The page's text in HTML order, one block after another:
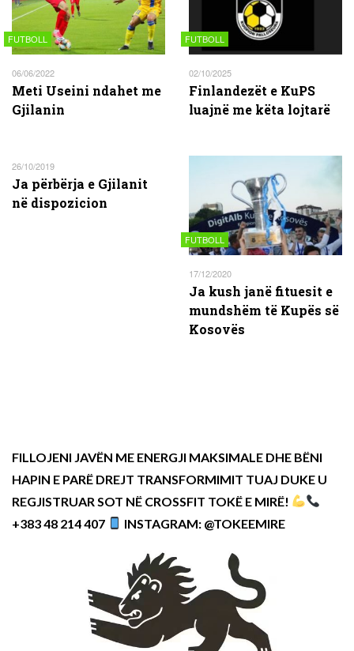
FUTBOLL
06/06/2022
Meti Useini ndahet me
Gjilanin
FUTBOLL
02/10/2025
Finlandezët e KuPS
luajnë me këta lojtarë
26/10/2019
Ja përbërja e Gjilanit
në dispozicion
FUTBOLL
17/12/2020
Ja kush janë fituesit e
mundshëm të Kupës së
Kosovës
FILLOJENI JAVËN ME ENERGJI MAKSIMALE DHE BËNI
HAPIN E PARË DREJT TRANSFORMIMIT TUAJ DUKE U
REGJISTRUAR SOT NË CROSSFIT TOKË E MIRË!
+383 48 214 407
INSTAGRAM: @TOKEEMIRE